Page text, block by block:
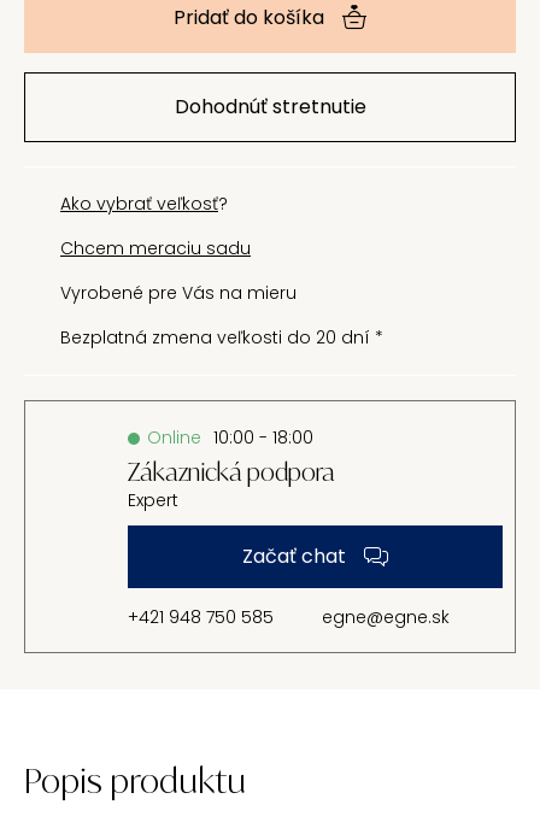
Pridať do košíka
Dohodnúť stretnutie
Ako vybrať veľkosť?
Chcem meraciu sadu
Vyrobené pre Vás na mieru
Bezplatná zmena veľkosti do 20 dní *
Online 10:00 - 18:00
Zákaznická podpora
Expert
Začať chat
+421 948 750 585 egne@egne.sk
Popis produktu